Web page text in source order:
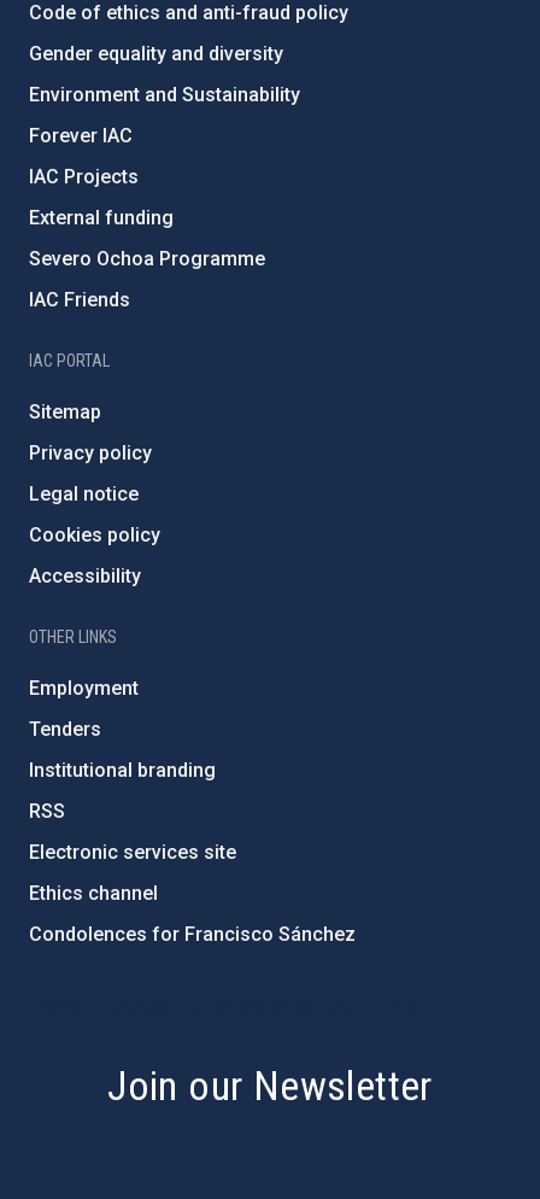
Code of ethics and anti-fraud policy
Gender equality and diversity
Environment and Sustainability
Forever IAC
IAC Projects
External funding
Severo Ochoa Programme
IAC Friends
IAC PORTAL
Sitemap
Privacy policy
Legal notice
Cookies policy
Accessibility
OTHER LINKS
Employment
Tenders
Institutional branding
RSS
Electronic services site
Ethics channel
Condolences for Francisco Sánchez
Join our Newsletter